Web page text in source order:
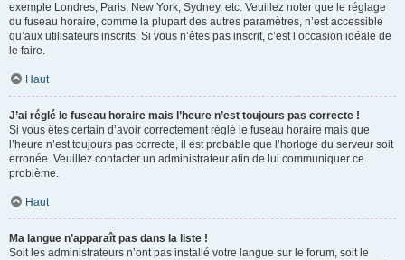
exemple Londres, Paris, New York, Sydney, etc. Veuillez noter que le réglage
du fuseau horaire, comme la plupart des autres paramètres, n’est accessible
qu’aux utilisateurs inscrits. Si vous n’êtes pas inscrit, c’est l’occasion idéale de
le faire.
Haut
J’ai réglé le fuseau horaire mais l’heure n’est toujours pas correcte !
Si vous êtes certain d’avoir correctement réglé le fuseau horaire mais que
l’heure n’est toujours pas correcte, il est probable que l’horloge du serveur soit
erronée. Veuillez contacter un administrateur afin de lui communiquer ce
problème.
Haut
Ma langue n’apparaît pas dans la liste !
Soit les administrateurs n’ont pas installé votre langue sur le forum, soit le